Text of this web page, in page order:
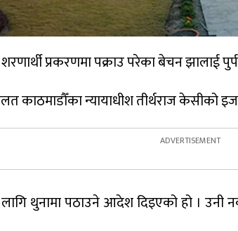
प्रकरणमा पक्राउ परेका बेचन झालाई
न्यायाधीश तीर्थराज केसीको
थुनामा पठाउने आदेश दिइएको हो । उनी